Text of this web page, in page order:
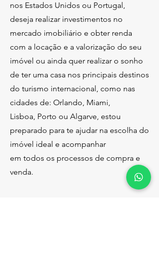
nos Estados Unidos ou Portugal,
deseja realizar investimentos no
mercado imobiliário e obter renda
com a locação e a valorização do seu
imóvel ou ainda quer realizar o sonho
de ter uma casa nos principais destinos
do turismo internacional, como nas
cidades de: Orlando, Miami,
Lisboa, Porto ou Algarve, estou
preparado para te ajudar na escolha do
imóvel ideal e acompanhar
em todos os processos de compra e
venda.